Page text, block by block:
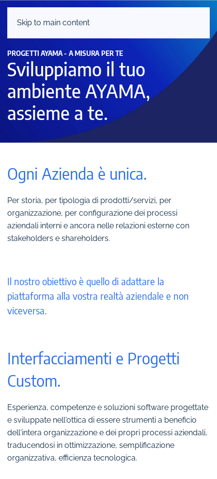
Skip to main content
PROGETTI AYAMA - A MISURA PER TE
Sviluppiamo il tuo
ambiente AYAMA,
assieme a te.
Ogni Azienda è unica.
Per storia, per tipologia di prodotti/servizi, per
organizzazione, per configurazione dei processi
aziendali interni e ancora nelle relazioni esterne con
stakeholders e shareholders.
Il nostro obiettivo è quello di adattare la
piattaforma alla vostra realtà aziendale e non
viceversa.
Interfacciamenti e Progetti
Custom.
Esperienza, competenze e soluzioni software progettate
e sviluppate nell'ottica di essere strumenti a beneficio
dell'intera organizzazione e dei propri processi aziendali,
traducendosi in ottimizzazione, semplificazione
organizzativa, efficienza tecnologica.